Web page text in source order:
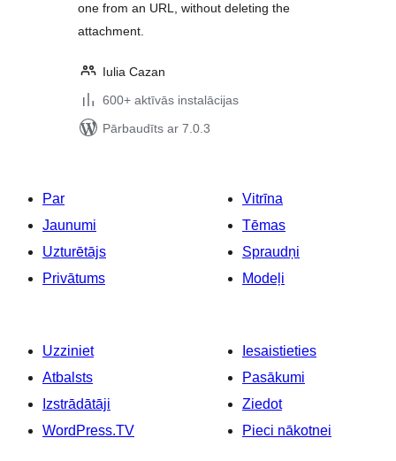
one from an URL, without deleting the
attachment.
Iulia Cazan
600+ aktīvās instalācijas
Pārbaudīts ar 7.0.3
Par
Jaunumi
Uzturētājs
Privātums
Vitrīna
Tēmas
Spraudņi
Modeļi
Uzziniet
Atbalsts
Izstrādātāji
WordPress.TV
Iesaistieties
Pasākumi
Ziedot
Pieci nākotnei